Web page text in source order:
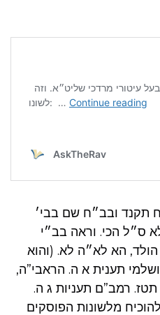
תקנד ובב״ח שם בבי׳
ס״ל הכי. וראה בב״י
הא לא״ה לא. (והוא
תענית א ה. הראבי”ה,
תטז. רמב”ם תעניות ג ה.
מלשונות הפוסקים